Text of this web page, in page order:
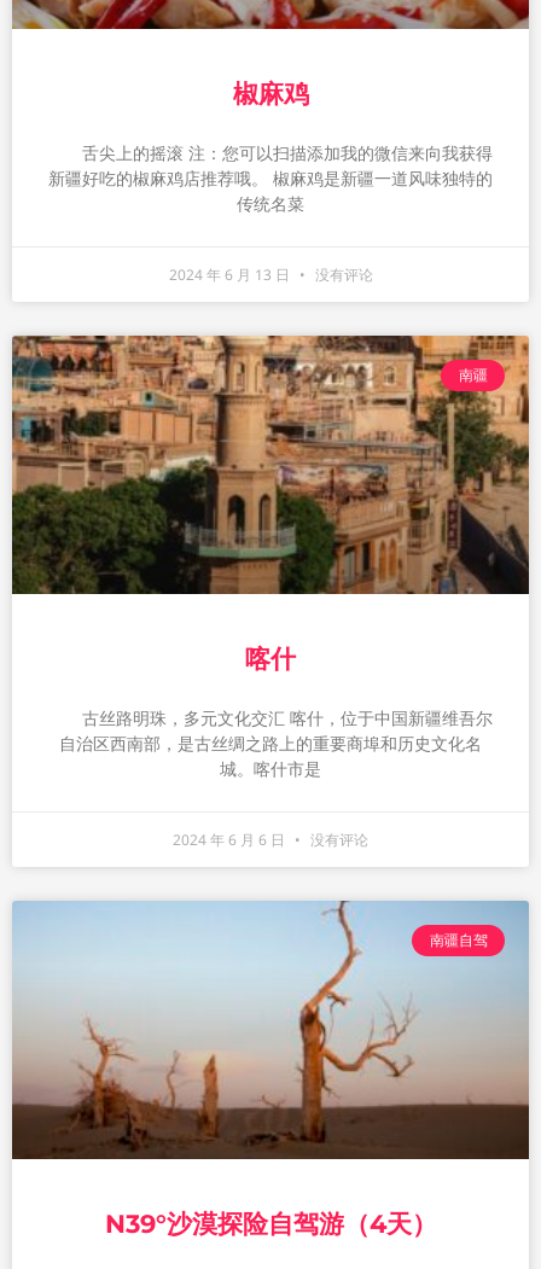
椒麻鸡
舌尖上的摇滚 注：您可以扫描添加我的微信来向我获得
新疆好吃的椒麻鸡店推荐哦。 椒麻鸡是新疆一道风味独特的
传统名菜
2024 年 6 月 13 日 没有评论
南疆
喀什
古丝路明珠，多元文化交汇 喀什，位于中国新疆维吾尔
自治区西南部，是古丝绸之路上的重要商埠和历史文化名
城。喀什市是
2024 年 6 月 6 日 没有评论
南疆自驾
N39°沙漠探险自驾游（4天）